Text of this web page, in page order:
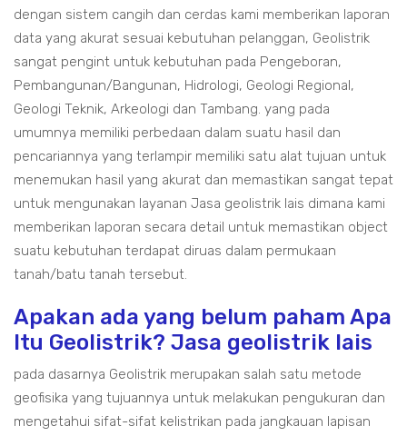
dengan sistem cangih dan cerdas kami memberikan laporan
data yang akurat sesuai kebutuhan pelanggan, Geolistrik
sangat pengint untuk kebutuhan pada Pengeboran,
Pembangunan/Bangunan, Hidrologi, Geologi Regional,
Geologi Teknik, Arkeologi dan Tambang. yang pada
umumnya memiliki perbedaan dalam suatu hasil dan
pencariannya yang terlampir memiliki satu alat tujuan untuk
menemukan hasil yang akurat dan memastikan sangat tepat
untuk mengunakan layanan Jasa geolistrik lais dimana kami
memberikan laporan secara detail untuk memastikan object
suatu kebutuhan terdapat diruas dalam permukaan
tanah/batu tanah tersebut.
Apakan ada yang belum paham Apa
Itu Geolistrik? Jasa geolistrik lais
pada dasarnya Geolistrik merupakan salah satu metode
geofisika yang tujuannya untuk melakukan pengukuran dan
mengetahui sifat-sifat kelistrikan pada jangkauan lapisan